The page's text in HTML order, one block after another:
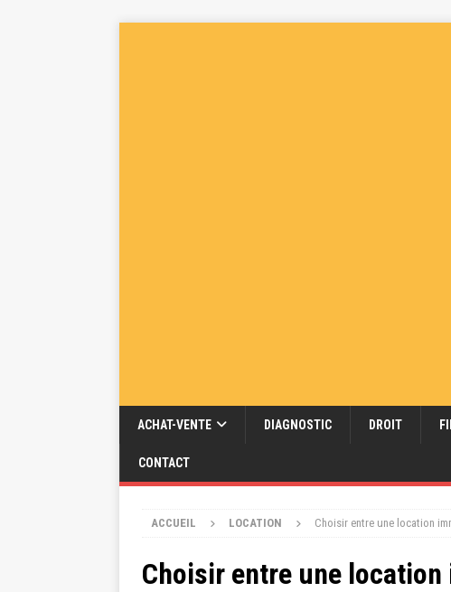
ACHAT-VENTE DIAGNOSTIC DROIT
CONTACT
ACCUEIL LOCATION Choisir entre une location
Choisir entre une